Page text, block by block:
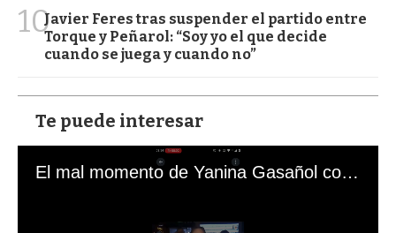
10Javier Feres tras suspender el partido entre
Torque y Peñarol: “Soy yo el que decide
cuando se juega y cuando no”
Te puede interesar
El mal momento de Yanina Gasañol con un hincha argentino en "Subrayado"